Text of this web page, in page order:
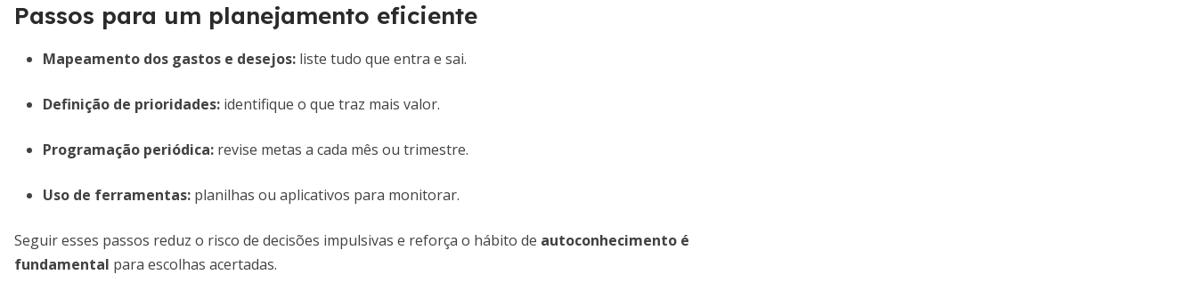
Passos para um planejamento eficiente
Mapeamento dos gastos e desejos: liste tudo que entra e sai.
Definição de prioridades: identifique o que traz mais valor.
Programação periódica: revise metas a cada mês ou trimestre.
Uso de ferramentas: planilhas ou aplicativos para monitorar.
Seguir esses passos reduz o risco de decisões impulsivas e reforça o hábito de autoconhecimento é
fundamental para escolhas acertadas.